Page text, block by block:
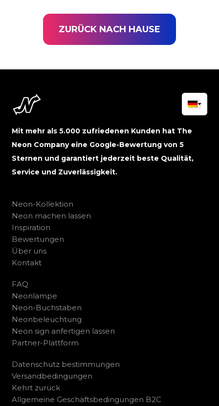
ZURÜCK NACH HAUSE
Mit mehr als 5.000 zufriedenen Kunden hat The
Neon Company eine Google-Bewertung von 5
Sternen und garantiert jederzeit beste Qualität,
Service und Zuverlässigkeit.
Neon-Kollektion
Neon machen lassen
Inspiration
Bewertungen
Über uns
Kontakt
FAQ
Neonlampe
Neon-Buchstaben
Neonbeleuchtung
Neon sign anfertigen lassen
Partner-Plattform
Datenschutz bestimmungen
Versandbedingungen
Kehrt zurück
Allgemeine Geschäftsbedingungen B2C